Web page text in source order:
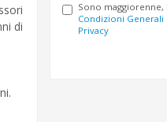
di
Sono
Condizioni Generali
Privacy